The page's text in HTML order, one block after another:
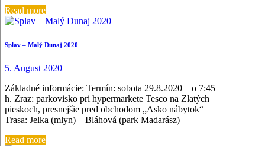
Read more
Splav – Malý Dunaj 2020
5. August 2020
Základné informácie: Termín: sobota 29.8.2020 – o 7:45
h. Zraz: parkovisko pri hypermarkete Tesco na Zlatých
pieskoch, presnejšie pred obchodom „Asko nábytok“
Trasa: Jelka (mlyn) – Bláhová (park Madarász) –
Read more